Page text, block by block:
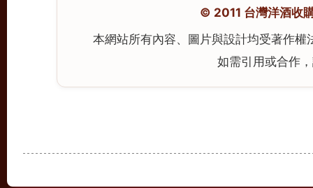
© 2011 台灣洋酒收
本網站所有內容、圖片與設計均受著作
如需引用或合作